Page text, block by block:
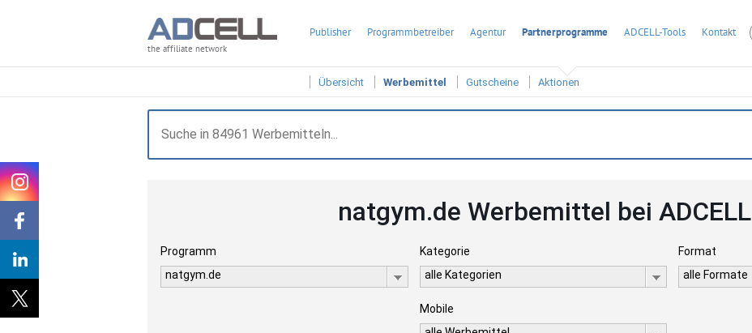
the affiliate network
Publisher Programmbetreiber Agentur Partnerprogramme ADCELL-Tools Kontakt
Übersicht Werbemittel Gutscheine Aktionen
natgym.de Werbemittel bei ADCELL
Programm
natgym.de
Kategorie
alle Kategorien
Format
alle Formate
Mobile